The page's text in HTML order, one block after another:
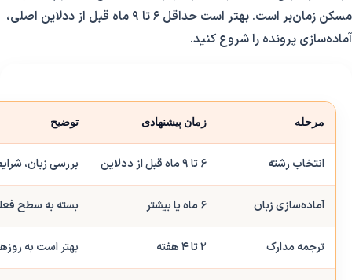
مسکن زمان‌بر است. بهتر است حداقل ۶ تا ۹ ماه قبل از ددلاین اصلی،
آماده‌سازی پرونده را شروع کنید.
مرحله زمان پیشنهادی توضیح
انتخاب رشته ۶ تا ۹ ماه قبل از ددلاین بررسی زبان،
آماده‌سازی زبان ۶ ماه یا بیشتر بسته به سطح
ترجمه مدارک ۲ تا ۴ هفته بهتر است به